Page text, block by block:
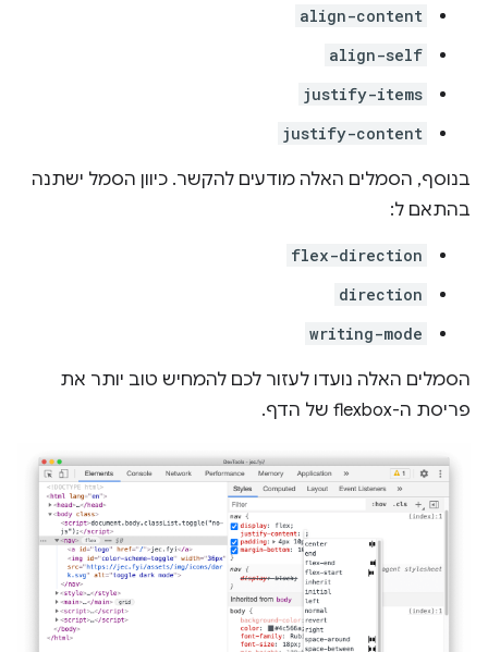
align-content
align-self
justify-items
justify-content
בנוסף, הסמלים האלה מודעים להקשר. כיוון הסמל ישתנה
בהתאם ל:
flex-direction
direction
writing-mode
הסמלים האלה נועדו לעזור לכם להמחיש טוב יותר את
פריסת ה-flexbox של הדף.